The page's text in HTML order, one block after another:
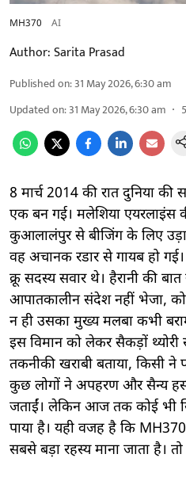
MH370 AI
Author:Sarita Prasad
Published on:31 May 2026, 6:30 am
Updated on:31 May 2026, 6:30 am 5
8 मार्च 2014 की रात दुनिया
एक बन गई। मलेशिया एयरलाइंस
कुआलालंपुर से बीजिंग के लिए
वह अचानक रडार से गायब हो
क्रू सदस्य सवार थे। हैरानी की
आपातकालीन संदेश नहीं भेजा,
न ही उसका मुख्य मलबा कभी
इस विमान को लेकर सैकड़ों
तकनीकी खराबी बताया, किसी ने
कुछ लोगों ने अपहरण और सैन्य
जताईं। लेकिन आज तक कोई भी
पाया है। यही वजह है कि
सबसे बड़ा रहस्य माना जाता है।